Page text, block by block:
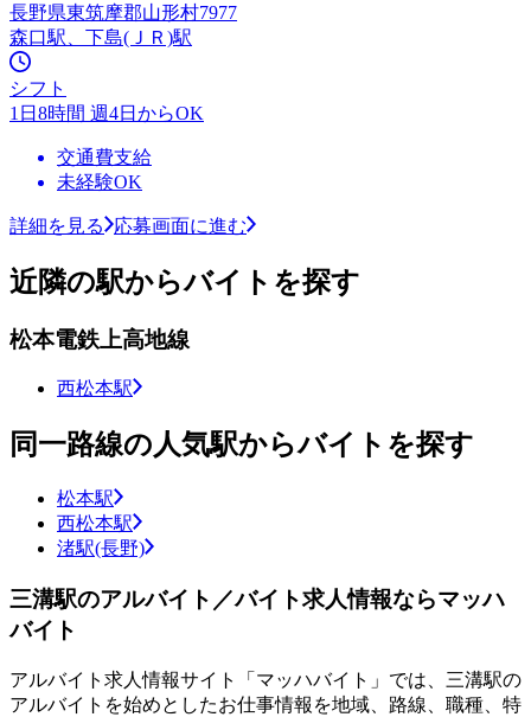
長野県東筑摩郡山形村7977
森口駅、下島(ＪＲ)駅
シフト
1日8時間 週4日からOK
交通費支給
未経験OK
詳細を見る 応募画面に進む
近隣の駅からバイトを探す
松本電鉄上高地線
西松本駅
同一路線の人気駅からバイトを探す
松本駅
西松本駅
渚駅(長野)
三溝駅のアルバイト／バイト求人情報ならマッハ
バイト
アルバイト求人情報サイト「マッハバイト」では、三溝駅の
アルバイトを始めとしたお仕事情報を地域、路線、職種、特